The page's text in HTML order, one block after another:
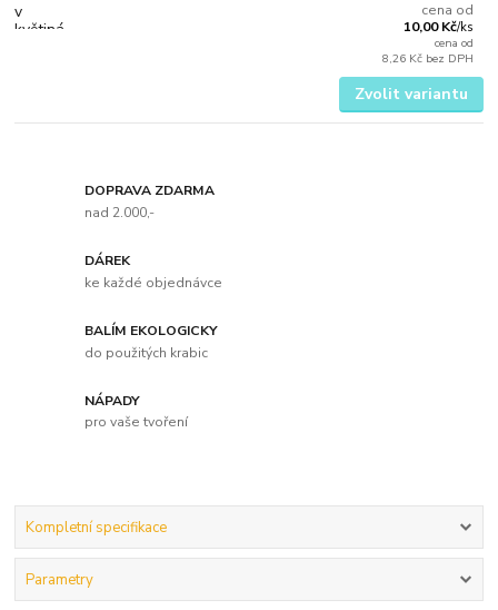
cena od
10,00 Kč/ks
cena od
8,26 Kč bez DPH
Zvolit variantu
DOPRAVA ZDARMA
nad 2.000,-
DÁREK
ke každé objednávce
BALÍM EKOLOGICKY
do použitých krabic
NÁPADY
pro vaše tvoření
Kompletní specifikace
Parametry